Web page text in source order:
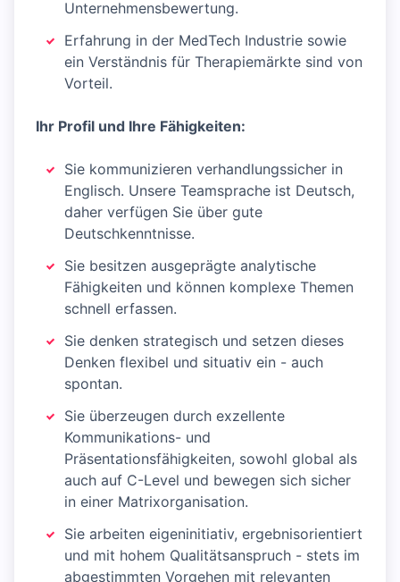
Unternehmensbewertung.
Erfahrung in der MedTech Industrie sowie
ein Verständnis für Therapiemärkte sind von
Vorteil.
Ihr Profil und Ihre Fähigkeiten:
Sie kommunizieren verhandlungssicher in
Englisch. Unsere Teamsprache ist Deutsch,
daher verfügen Sie über gute
Deutschkenntnisse.
Sie besitzen ausgeprägte analytische
Fähigkeiten und können komplexe Themen
schnell erfassen.
Sie denken strategisch und setzen dieses
Denken flexibel und situativ ein - auch
spontan.
Sie überzeugen durch exzellente
Kommunikations- und
Präsentationsfähigkeiten, sowohl global als
auch auf C-Level und bewegen sich sicher
in einer Matrixorganisation.
Sie arbeiten eigeninitiativ, ergebnisorientiert
und mit hohem Qualitätsanspruch - stets im
abgestimmten Vorgehen mit relevanten